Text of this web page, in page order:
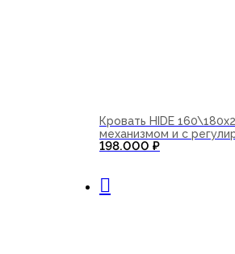
Кровать HIDE
механизмом и с
198.000 ₽